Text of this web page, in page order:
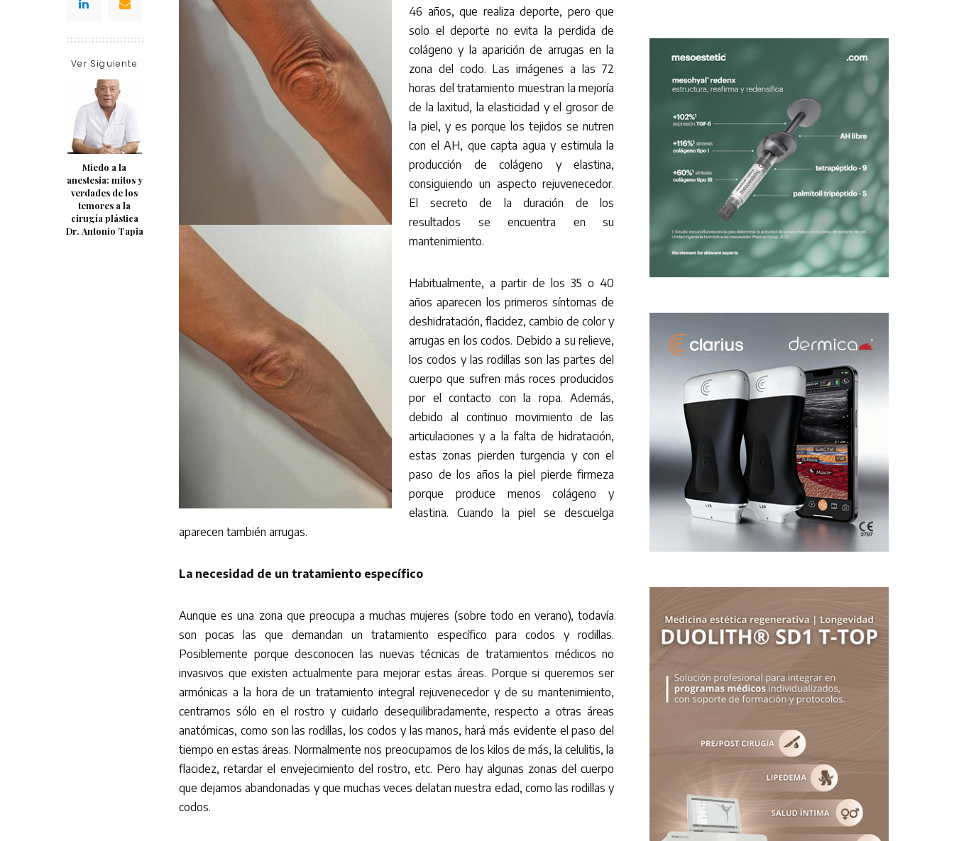
Ver Siguiente
Miedo a la
anestesia: mitos y
verdades de los
temores a la
cirugía plástica
Dr. Antonio Tapia
46 años, que realiza deporte, pero que
solo el deporte no evita la perdida de
colágeno y la aparición de arrugas en la
zona del codo. Las imágenes a las 72
horas del tratamiento muestran la mejoría
de la laxitud, la elasticidad y el grosor de
la piel, y es porque los tejidos se nutren
con el AH, que capta agua y estimula la
producción de colágeno y elastina,
consiguiendo un aspecto rejuvenecedor.
El secreto de la duración de los
resultados se encuentra en su
mantenimiento.
Habitualmente, a partir de los 35 o 40
años aparecen los primeros síntomas de
deshidratación, flacidez, cambio de color y
arrugas en los codos. Debido a su relieve,
los codos y las rodillas son las partes del
cuerpo que sufren más roces producidos
por el contacto con la ropa. Además,
debido al continuo movimiento de las
articulaciones y a la falta de hidratación,
estas zonas pierden turgencia y con el
paso de los años la piel pierde firmeza
porque produce menos colágeno y
elastina. Cuando la piel se descuelga
aparecen también arrugas.
La necesidad de un tratamiento específico
Aunque es una zona que preocupa a muchas mujeres (sobre todo en verano), todavía
son pocas las que demandan un tratamiento específico para codos y rodillas.
Posiblemente porque desconocen las nuevas técnicas de tratamientos médicos no
invasivos que existen actualmente para mejorar estas áreas. Porque si queremos ser
armónicas a la hora de un tratamiento integral rejuvenecedor y de su mantenimiento,
centrarnos sólo en el rostro y cuidarlo desequilibradamente, respecto a otras áreas
anatómicas, como son las rodillas, los codos y las manos, hará más evidente el paso del
tiempo en estas áreas. Normalmente nos preocupamos de los kilos de más, la celulitis, la
flacidez, retardar el envejecimiento del rostro, etc. Pero hay algunas zonas del cuerpo
que dejamos abandonadas y que muchas veces delatan nuestra edad, como las rodillas y
codos.